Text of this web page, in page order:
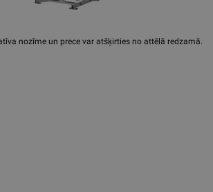
nozīme un prece var atšķirties no attēlā redzamā.